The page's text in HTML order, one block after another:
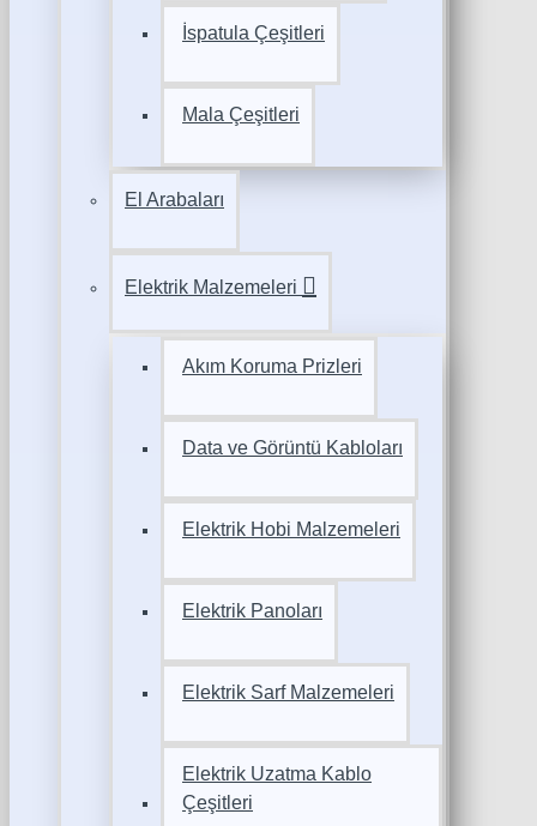
İspatula Çeşitleri
Mala Çeşitleri
El Arabaları
Elektrik Malzemeleri
Akım Koruma Prizleri
Data ve Görüntü Kabloları
Elektrik Hobi Malzemeleri
Elektrik Panoları
Elektrik Sarf Malzemeleri
Elektrik Uzatma Kablo
Çeşitleri